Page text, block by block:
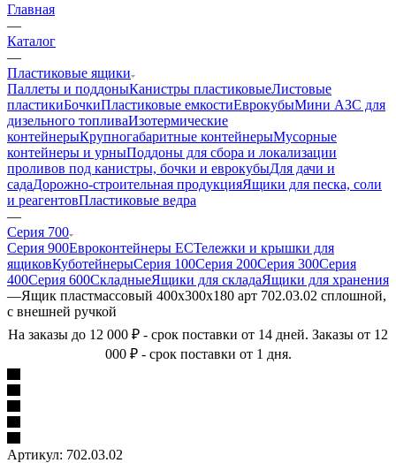
Главная
—
Каталог
—
Пластиковые ящики
Паллеты и поддоныКанистры пластиковыеЛистовые
пластикиБочкиПластиковые емкостиЕврокубыМини АЗС для
дизельного топливаИзотермические
контейнерыКрупногабаритные контейнерыМусорные
контейнеры и урныПоддоны для сбора и локализации
проливов под канистры, бочки и еврокубыДля дачи и
садаДорожно-строительная продукцияЯщики для песка, соли
и реагентовПластиковые ведра
—
Серия 700
Серия 900Евроконтейнеры ЕСТележки и крышки для
ящиковКуботейнерыСерия 100Серия 200Серия 300Серия
400Серия 600СкладныеЯщики для складаЯщики для хранения
—Ящик пластмассовый 400х300х180 арт 702.03.02 сплошной,
с внешней ручкой
На заказы до 12 000 ₽ - срок поставки от 14 дней. Заказы от 12
000 ₽ - срок поставки от 1 дня.
Артикул: 702.03.02